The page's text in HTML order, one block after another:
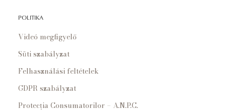
POLITIKA
Videó megfigyelő
Süti szabályzat
Felhasználási feltételek
GDPR szabályzat
Protecția Consumatorilor – A.N.P.C.